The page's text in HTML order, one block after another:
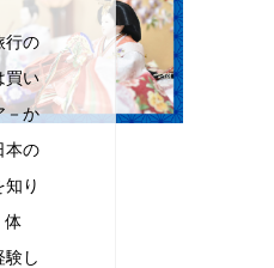
行の
買い
－か
本の
知り
体
験し